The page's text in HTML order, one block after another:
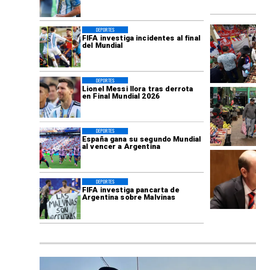
FIFA investiga incidentes al final
del Mundial
DEPORTES
Lionel Messi llora tras derrota
en Final Mundial 2026
DEPORTES
España gana su segundo Mundial
al vencer a Argentina
DEPORTES
FIFA investiga pancarta de
Argentina sobre Malvinas
DEPORTES